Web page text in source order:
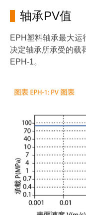
轴承PV值
EPH塑料轴承最大运
决定轴承所承受的载
EPH-1。